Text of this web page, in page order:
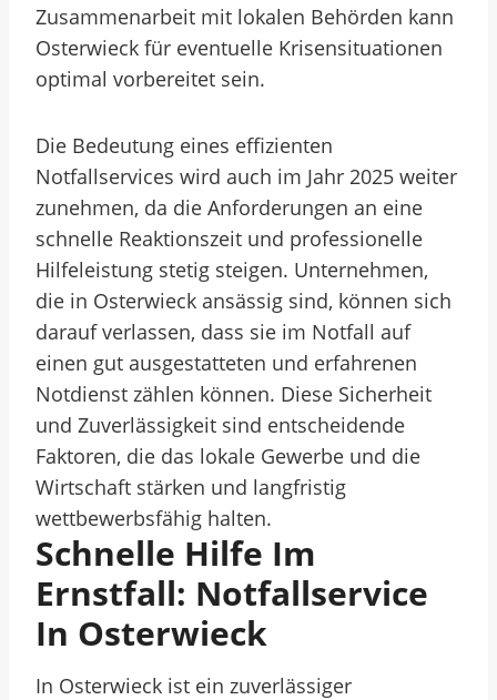
Zusammenarbeit mit lokalen Behörden kann
Osterwieck für eventuelle Krisensituationen
optimal vorbereitet sein.
Die Bedeutung eines effizienten
Notfallservices wird auch im Jahr 2025 weiter
zunehmen, da die Anforderungen an eine
schnelle Reaktionszeit und professionelle
Hilfeleistung stetig steigen. Unternehmen,
die in Osterwieck ansässig sind, können sich
darauf verlassen, dass sie im Notfall auf
einen gut ausgestatteten und erfahrenen
Notdienst zählen können. Diese Sicherheit
und Zuverlässigkeit sind entscheidende
Faktoren, die das lokale Gewerbe und die
Wirtschaft stärken und langfristig
wettbewerbsfähig halten.
Schnelle Hilfe Im
Ernstfall: Notfallservice
In Osterwieck
In Osterwieck ist ein zuverlässiger